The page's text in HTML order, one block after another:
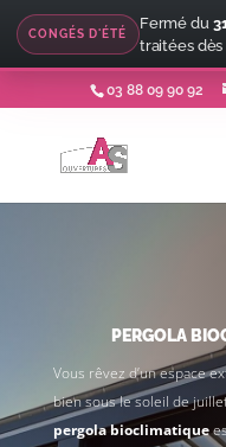
03 88 09 90 92
PERGOLA
Vous rêvez d’un espace
bien sous le soleil de
pergola bioclimatique
CONGÉS D'ÉTÉ
Fermé du
traitées